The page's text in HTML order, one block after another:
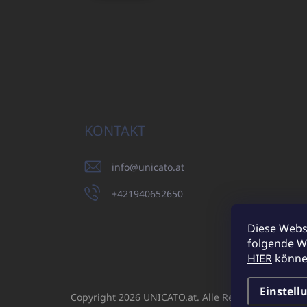
Diese
folgende
HIER
KONTAKT
info@unicato.at
+421940652650
UNICATO.sk
Copyright 2026 UNICATO.at. Alle Rechte